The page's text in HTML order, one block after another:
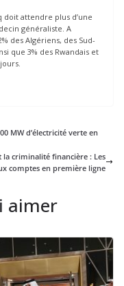
attendre plus d’une
généraliste. A
des Algériens, des Sud-
que 3% des Rwandais et
MW d’électricité verte en
la criminalité financière : Les
comptes en première ligne
aimer